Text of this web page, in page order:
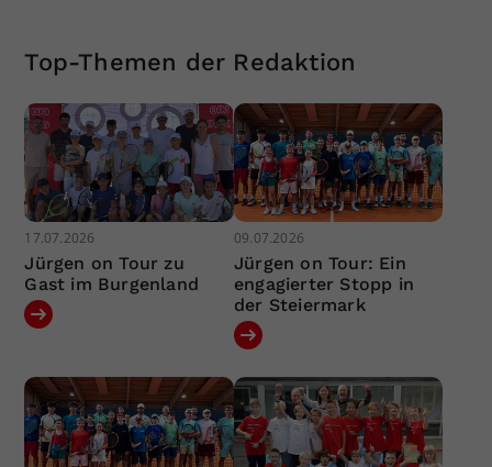
Top-Themen der Redaktion
17.07.2026
Jürgen on Tour zu
Gast im Burgenland
09.07.2026
Jürgen on Tour: Ein
engagierter Stopp in
der Steiermark